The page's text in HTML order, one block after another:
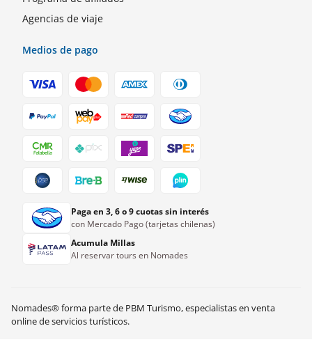
R$70,00 Ver disponibilidad
Agencias de viaje
Medios de pago
Paga en 3, 6 o 9 cuotas sin interés
con Mercado Pago (tarjetas chilenas)
Acumula Millas
Al reservar tours en Nomades
Nomades® forma parte de PBM Turismo, especialistas en venta
online de servicios turísticos.